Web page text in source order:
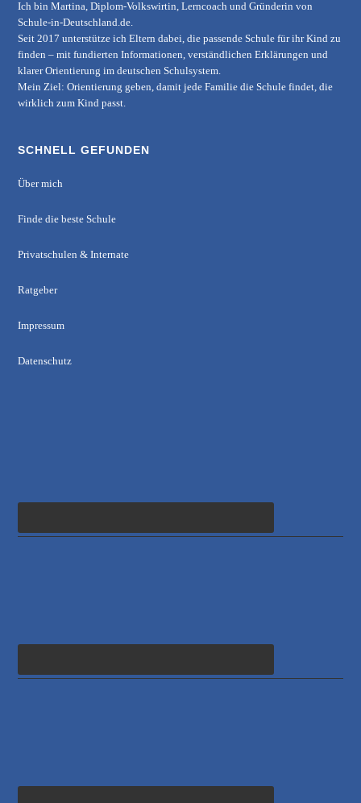
Ich bin Martina, Diplom-Volkswirtin, Lerncoach und Gründerin von
Schule-in-Deutschland.de.
Seit 2017 unterstütze ich Eltern dabei, die passende Schule für ihr Kind zu
finden – mit fundierten Informationen, verständlichen Erklärungen und
klarer Orientierung im deutschen Schulsystem.
Mein Ziel: Orientierung geben, damit jede Familie die Schule findet, die
wirklich zum Kind passt.
SCHNELL GEFUNDEN
Über mich
Finde die beste Schule
Privatschulen & Internate
Ratgeber
Impressum
Datenschutz